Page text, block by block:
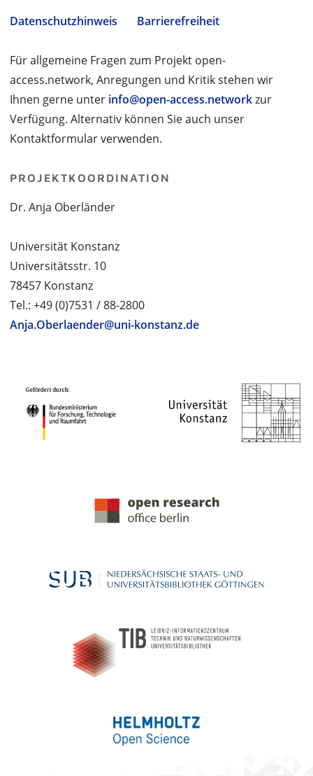
Datenschutzhinweis
Barrierefreiheit
Für allgemeine Fragen zum Projekt open-
access.network, Anregungen und Kritik stehen wir
Ihnen gerne unter info@open-access.networkzur
Verfügung. Alternativ können Sie auch unser
Kontaktformular verwenden.
PROJEKTKOORDINATION
Dr. Anja Oberländer
Universität Konstanz
Universitätsstr. 10
78457 Konstanz
Tel.: +49 (0)7531 / 88-2800
Anja.Oberlaender@uni-konstanz.de